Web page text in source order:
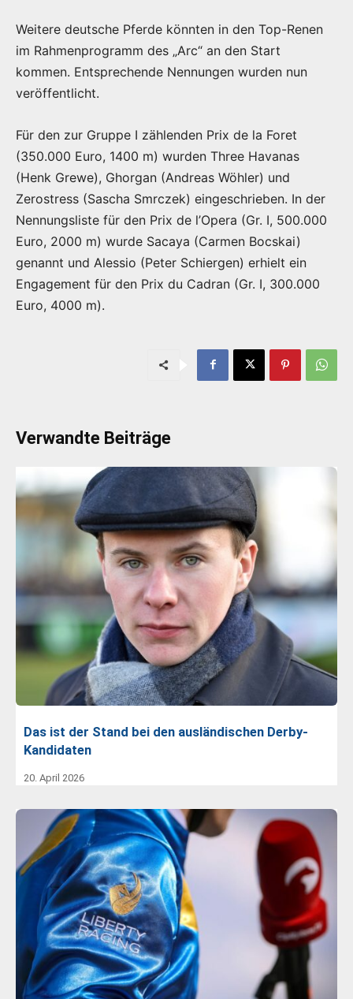
Weitere deutsche Pferde könnten in den Top-Renen
im Rahmenprogramm des „Arc“ an den Start
kommen. Entsprechende Nennungen wurden nun
veröffentlicht.
Für den zur Gruppe I zählenden Prix de la Foret
(350.000 Euro, 1400 m) wurden Three Havanas
(Henk Grewe), Ghorgan (Andreas Wöhler) und
Zerostress (Sascha Smrczek) eingeschrieben. In der
Nennungsliste für den Prix de l’Opera (Gr. I, 500.000
Euro, 2000 m) wurde Sacaya (Carmen Bocskai)
genannt und Alessio (Peter Schiergen) erhielt ein
Engagement für den Prix du Cadran (Gr. I, 300.000
Euro, 4000 m).
Verwandte Beiträge
Das ist der Stand bei den ausländischen Derby-
Kandidaten
20. April 2026